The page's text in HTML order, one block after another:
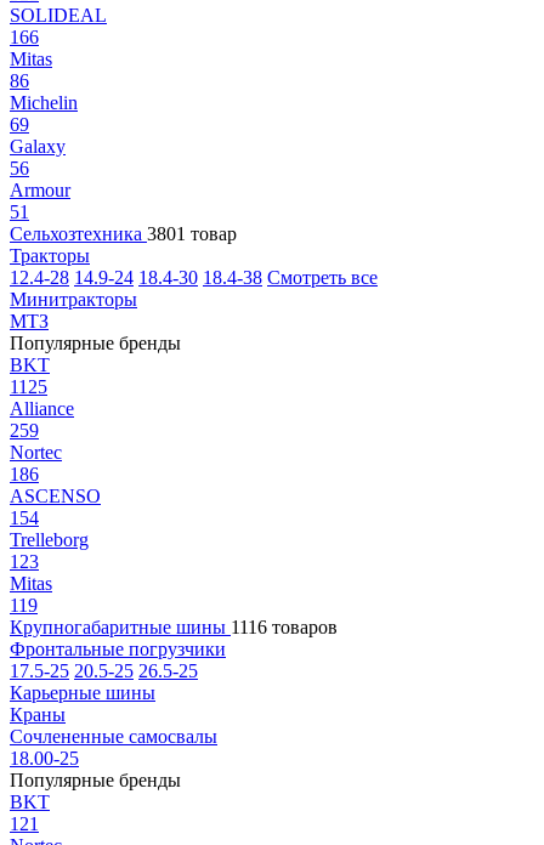
SOLIDEAL
166
Mitas
86
Michelin
69
Galaxy
56
Armour
51
Сельхозтехника 3801 товар
Тракторы
12.4-28 14.9-24 18.4-30 18.4-38 Смотреть все
Минитракторы
МТЗ
Популярные бренды
BKT
1125
Alliance
259
Nortec
186
ASCENSO
154
Trelleborg
123
Mitas
119
Крупногабаритные шины 1116 товаров
Фронтальные погрузчики
17.5-25 20.5-25 26.5-25
Карьерные шины
Краны
Сочлененные самосвалы
18.00-25
Популярные бренды
BKT
121